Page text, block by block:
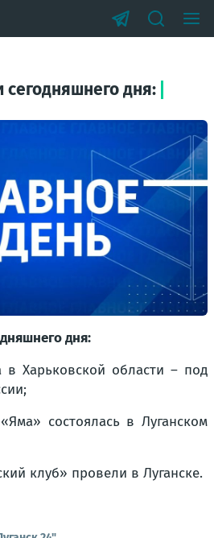
сегодняшнего дня:
дня:
в Харьковской области – под
состоялась в Луганском
клуб» провели в Луганске.